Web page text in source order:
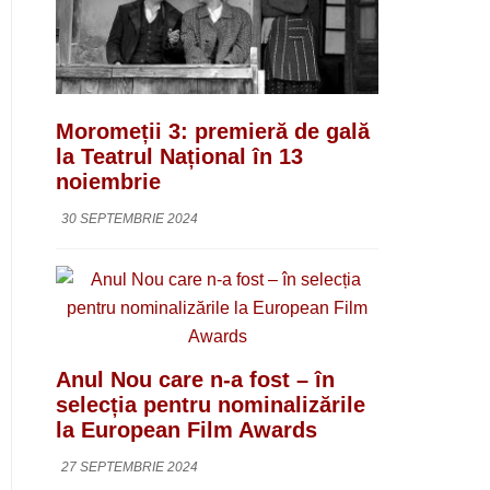
Moromeții 3: premieră de gală
la Teatrul Național în 13
noiembrie
30 SEPTEMBRIE 2024
Anul Nou care n-a fost – în
selecția pentru nominalizările
la European Film Awards
27 SEPTEMBRIE 2024